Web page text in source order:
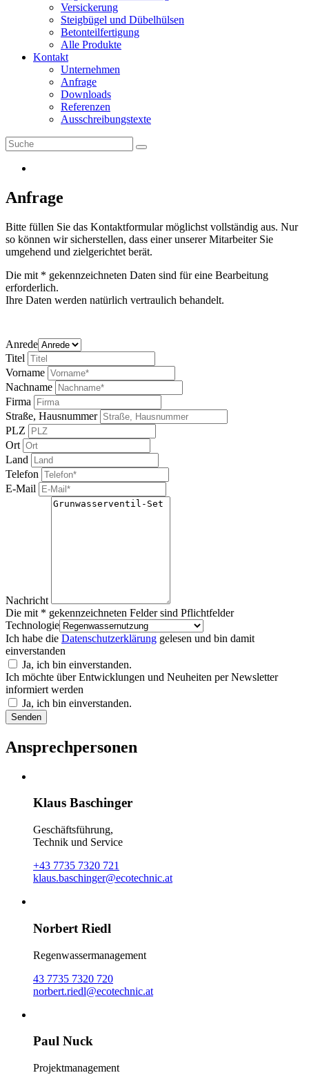
Versickerung
Steigbügel und Dübelhülsen
Betonteilfertigung
Alle Produkte
Kontakt
Unternehmen
Anfrage
Downloads
Referenzen
Ausschreibungstexte
Anfrage
Bitte füllen Sie das Kontaktformular möglichst vollständig aus. Nur
so können wir sicherstellen, dass einer unserer Mitarbeiter Sie
umgehend und zielgerichtet berät.
Die mit * gekennzeichneten Daten sind für eine Bearbeitung
erforderlich.
Ihre Daten werden natürlich vertraulich behandelt.
Anrede
Titel
Vorname
Nachname
Firma
Straße, Hausnummer
PLZ
Ort
Land
Telefon
E-Mail
Nachricht
Die mit * gekennzeichneten Felder sind Pflichtfelder
Technologie
Ich habe die Datenschutzerklärung gelesen und bin damit
einverstanden
Ja, ich bin einverstanden.
Ich möchte über Entwicklungen und Neuheiten per Newsletter
informiert werden
Ja, ich bin einverstanden.
Bitte nicht ausfüllen.
Senden
Ansprechpersonen
Klaus Baschinger
Geschäftsführung,
Technik und Service
+43 7735 7320 721
klaus.baschinger@ecotechnic.at
Norbert Riedl
Regenwassermanagement
43 7735 7320 720
norbert.riedl@ecotechnic.at
Paul Nuck
Projektmanagement